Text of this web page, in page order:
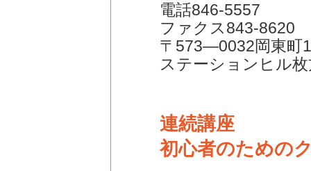
電話846-5557
ファクス843-8620
〒573―0032岡東町
ステーションヒル
連続講座
初心者のための